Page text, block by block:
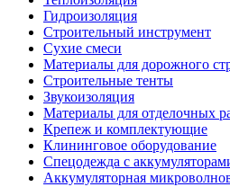
Гидроизоляция
Строительный инструмент
Сухие смеси
Материалы для дорожного
Строительные тенты
Звукоизоляция
Материалы для отделочных
Крепеж и комплектующие
Клининговое оборудование
Спецодежда с
Аккумуляторная